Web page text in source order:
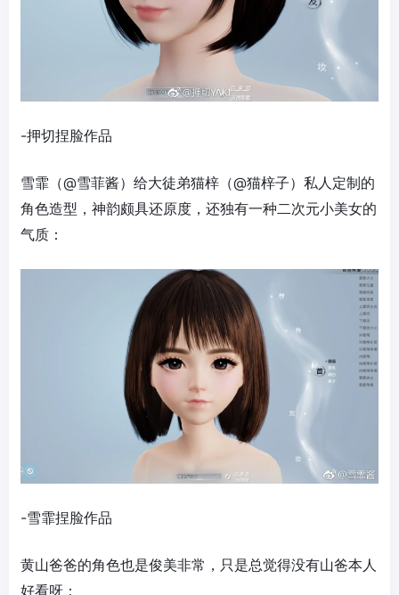
-押切捏脸作品
雪霏（@雪菲酱）给大徒弟猫梓（@猫梓子）私人定制的
角色造型，神韵颇具还原度，还独有一种二次元小美女的
气质：
-雪霏捏脸作品
黄山爸爸的角色也是俊美非常，只是总觉得没有山爸本人
好看呀：